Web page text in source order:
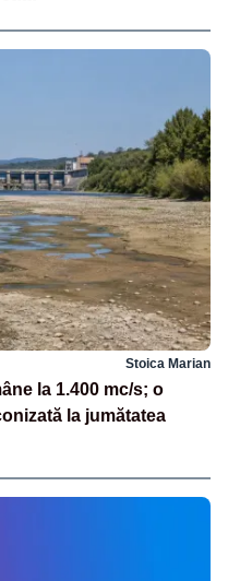
Stoica Marian
la 1.400 mc/s; o
la jumătatea